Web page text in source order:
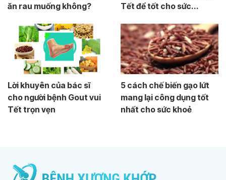
ăn rau muống không?
Tết để tốt cho sức...
Lời khuyên của bác sĩ
cho người bệnh Gout vui
Tết trọn vẹn
5 cách chế biến gạo lứt
mang lại công dụng tốt
nhất cho sức khoẻ